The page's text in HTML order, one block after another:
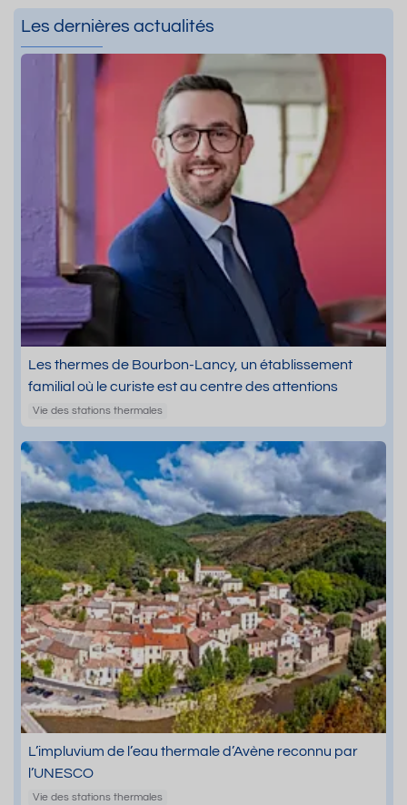
Les dernières actualités
Les thermes de Bourbon-Lancy, un établissement
familial où le curiste est au centre des attentions
Vie des stations thermales
L’impluvium de l’eau thermale d’Avène reconnu par
l’UNESCO
Vie des stations thermales